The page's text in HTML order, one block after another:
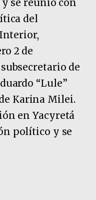
y se reunió con
del
2 de
de
“Lule”
Karina Milei.
en Yacyretá
político y se